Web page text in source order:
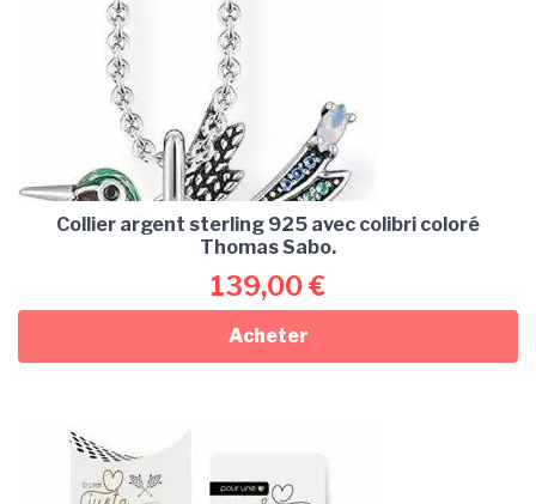
Collier argent sterling 925 avec colibri coloré
Thomas Sabo.
139,00€
Acheter